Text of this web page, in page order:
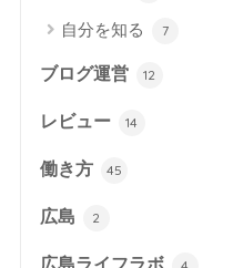
自分を知る 7
ブログ運営 12
レビュー 14
働き方 45
広島 2